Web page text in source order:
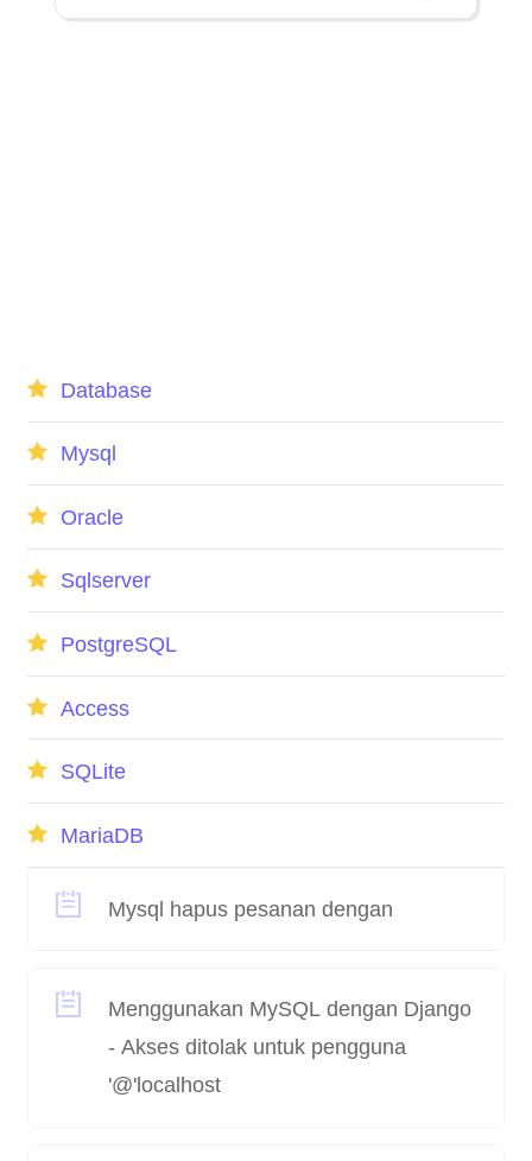
readonly lama dengan kunci
Database
Mysql
Oracle
Sqlserver
PostgreSQL
Access
SQLite
MariaDB
Mysql hapus pesanan dengan
Menggunakan MySQL dengan Django
- Akses ditolak untuk pengguna
'@'localhost